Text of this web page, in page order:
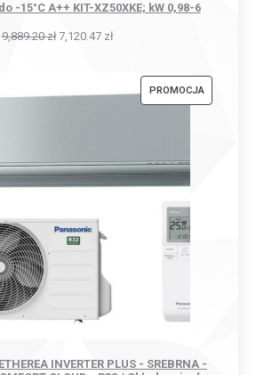
-15°C A++ KIT-XZ50XKE; kW 0,98-6
9,889.20zł 7,120.47 zł
PROMOCJAPRODUKT
INVERTER PLUS - SREBRNA -